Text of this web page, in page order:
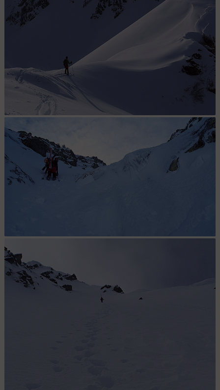
Sur la Crete : Face N des Grands Moulins avec le couloir bien
Le Ressaut : Le seul endroit ou il faut mettre les crabes sur 2m a la
descente. Ça a l'air de rien mais c'est malcommode a passer en